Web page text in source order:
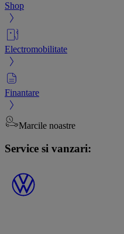
Shop
Electromobilitate
Finantare
Marcile noastre
Service si vanzari: